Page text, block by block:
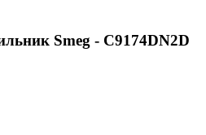
Smeg - C9174DN2D